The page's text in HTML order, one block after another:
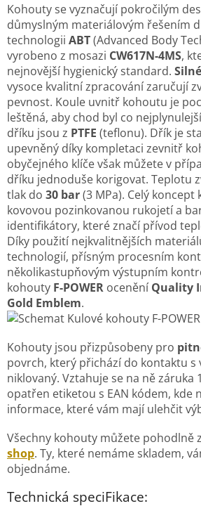
Kohouty se vyznačují pokročilým
důmyslným materiálovým řešením
technologii ABT(Advanced Body
vyrobeno z mosazi CW617N-4MS,
nejnovější hygienický standard.
vysoce kvalitní zpracování zaručují
pevnost. Koule uvnitř kohoutu je
leštěná, aby chod byl co
dříku jsou z PTFE (teflonu). Dřík je
upevněný díky kompletaci zevnitř
obyčejného klíče však můžete v
dříku jednoduše korigovat. Teplotu
tlak do 30 bar(3 MPa). Celý
kovovou pozinkovanou rukojetí a
identifikátory, které značí přívod
Díky použití nejkvalitnějších
technologií, přísným procesním
několikastupňovým výstupním
kohouty F-POWER ocenění Quality
Gold Emblem.
Kohouty jsou přizpůsobeny pro
povrch, který přichází do kontaktu s
niklovaný. Vztahuje se na ně záruka
opatřen etiketou s EAN kódem, kde
informace, které vám mají ulehčit
Všechny kohouty můžete pohodlně
shop. Ty, které nemáme skladem,
objednáme.
Technická speciFikace: